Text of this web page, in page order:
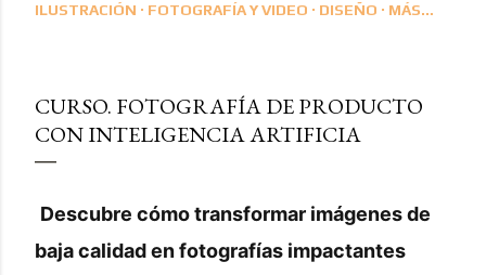
ILUSTRACIÓN FOTOGRAFÍA Y VIDEO DISEÑO MÁS…
CURSO. FOTOGRAFÍA DE PRODUCTO
CON INTELIGENCIA ARTIFICIA
Descubre cómo transformar imágenes de
baja calidad en fotografías impactantes